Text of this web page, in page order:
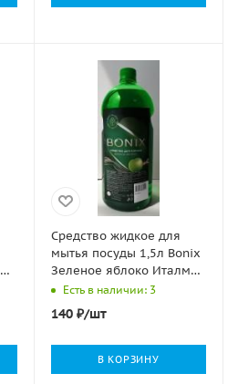
Средство жидкое для
мытья посуды 1,5л Bonix
Зеленое яблоко Италмас
1/12Есть в наличии: 3
140₽/шт
В КОРЗИНУ